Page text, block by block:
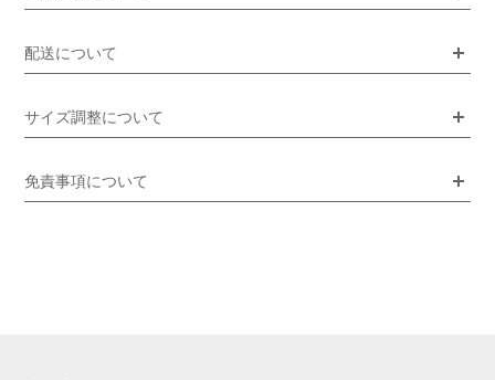
配送について
サイズ調整について
免責事項について